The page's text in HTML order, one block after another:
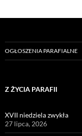
OGŁOSZENIA PARAFIALNE
Z ŻYCIA PARAFII
XVII niedziela zwykła
27 lipca, 2026